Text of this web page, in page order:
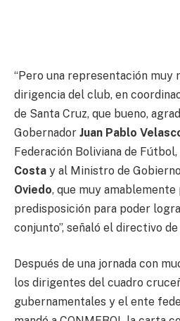
“Pero una representación muy
dirigencia del club, en
de Santa Cruz, que bueno,
Gobernador Juan Pablo
Federación Boliviana de
Costa y al Ministro de
Oviedo, que muy
predisposición para poder
conjunto”, señaló el directivo de
Después de una jornada con
los dirigentes del cuadro
gubernamentales y el ente